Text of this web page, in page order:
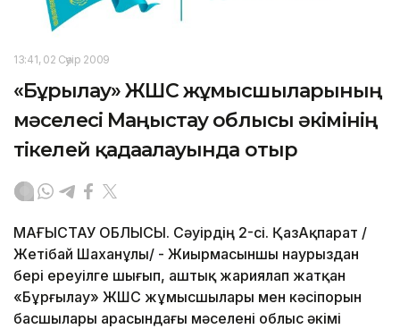
13:41, 02 Сәуір 2009
«Бұрғылау» ЖШС жұмысшыларының
мәселесі Маңғыстау облысы әкімінің
тікелей қадағалауында отыр
МАҢҒЫСТАУ ОБЛЫСЫ. Сәуірдің 2-сі. ҚазАқпарат /
Жетібай Шаханұлы/ - Жиырмасыншы наурыздан
бері ереуілге шығып, аштық жариялап жатқан
«Бұрғылау» ЖШС жұмысшылары мен кәсіпорын
басшылары арасындағы мәселені облыс әкімі